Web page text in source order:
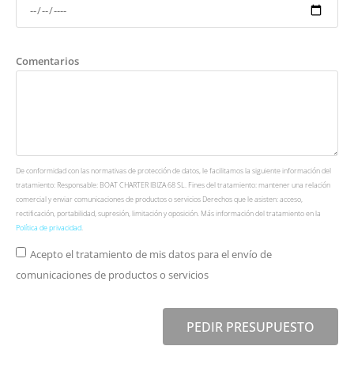
Comentarios
De conformidad con las normativas de protección de datos, le facilitamos la siguiente información del
tratamiento: Responsable: BOAT CHARTER IBIZA 68 SL. Fines del tratamiento: mantener una relación
comercial y enviar comunicaciones de productos o servicios Derechos que le asisten: acceso,
rectificación, portabilidad, supresión, limitación y oposición. Más información del tratamiento en la
Política de privacidad.
Acepto el tratamiento de mis datos para el envío de
comunicaciones de productos o servicios
PEDIR PRESUPUESTO